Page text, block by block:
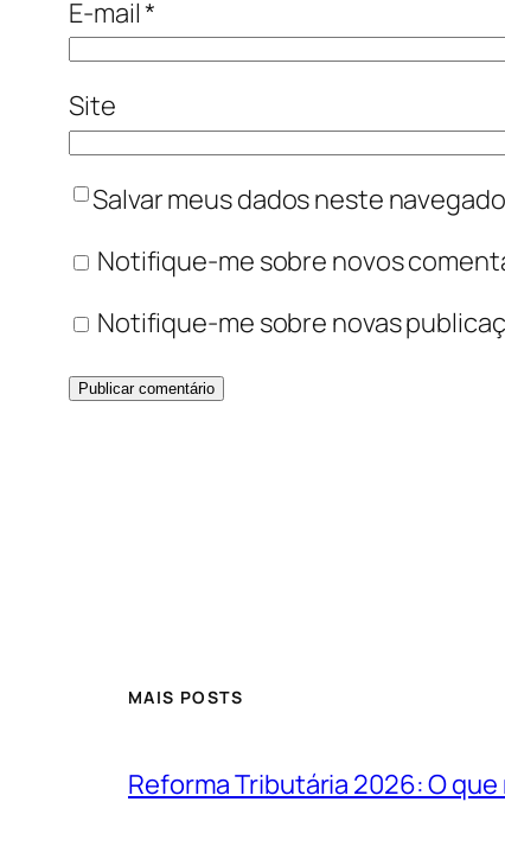
E-mail*
Site
Salvar meus dados neste
Notifique-me sobre novos
Notifique-me sobre novas
MAIS POSTS
Reforma Tributária 2026: O